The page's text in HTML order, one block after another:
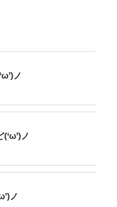
ノ
ノ
ノ